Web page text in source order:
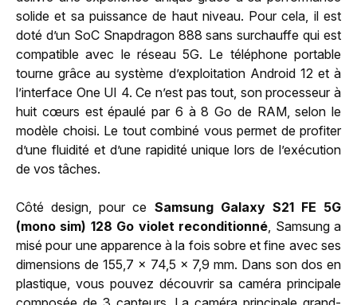
solide et sa puissance de haut niveau. Pour cela, il est
doté d’un SoC Snapdragon 888 sans surchauffe qui est
compatible avec le réseau 5G. Le téléphone portable
tourne grâce au système d’exploitation Android 12 et à
l’interface One UI 4. Ce n’est pas tout, son processeur à
huit cœurs est épaulé par 6 à 8 Go de RAM, selon le
modèle choisi. Le tout combiné vous permet de profiter
d’une fluidité et d’une rapidité unique lors de l’exécution
de vos tâches.
Côté design, pour ce Samsung Galaxy S21 FE 5G
(mono sim) 128 Go violet reconditionné , Samsung a
misé pour une apparence à la fois sobre et fine avec ses
dimensions de 155,7 x 74,5 x 7,9 mm. Dans son dos en
plastique, vous pouvez découvrir sa caméra principale